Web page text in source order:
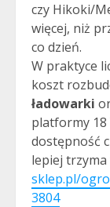
czy Hikoki/
więcej, niż
co dzień.
W praktyce
koszt
ładowarki
platformy 18
dostępność
lepiej
sklep.pl/
3804